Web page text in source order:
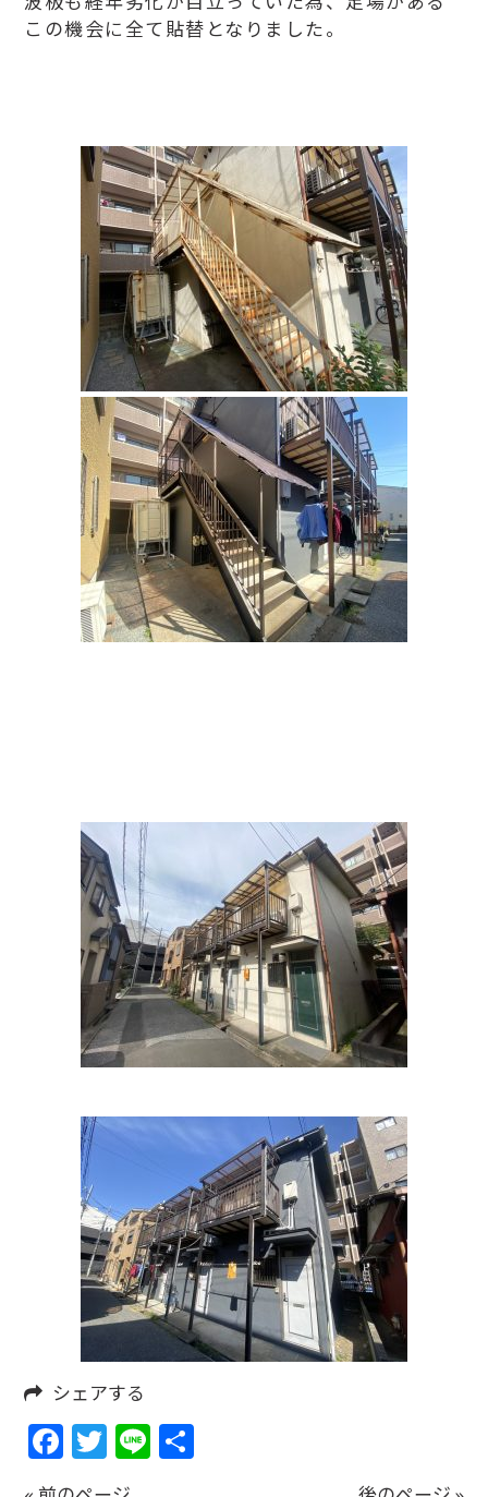
この機会に全て貼替となりました。
シェアする
Facebook
Twitter
Line